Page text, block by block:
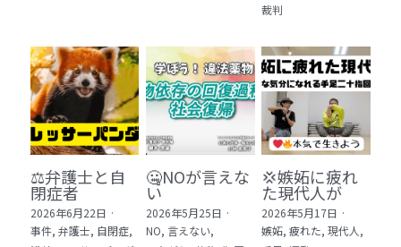
7 ライフスタイル・防災・科学技術 12冊
8 アジア・歴史・未来予測 11冊
🎬Dramas(おすすめの小説・漫画・ドラマ・
映画)
裁判
⚖️弁護士と自
閉症者
2026年6月22日 ·
事件, 弁護士, 自閉症,
🤐NOが言えな
い
2026年5月25日 ·
NO, 言えない,
💢嫉妬に疲れ
た現代人が
2026年5月17日 ·
嫉妬, 疲れた, 現代人,